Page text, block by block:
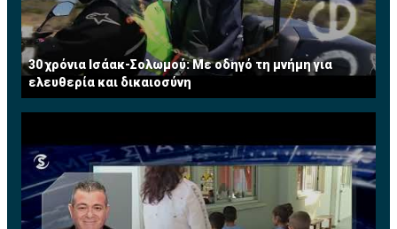
30 χρόνια Ισάακ-Σολωμού: Με οδηγό τη μνήμη για
ελευθερία και δικαιοσύνη